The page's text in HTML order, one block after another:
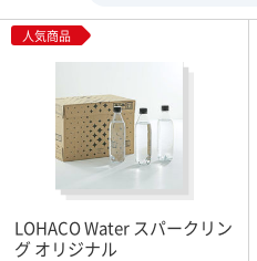
人気商品
LOHACO Water スパークリン
グ オリジナル